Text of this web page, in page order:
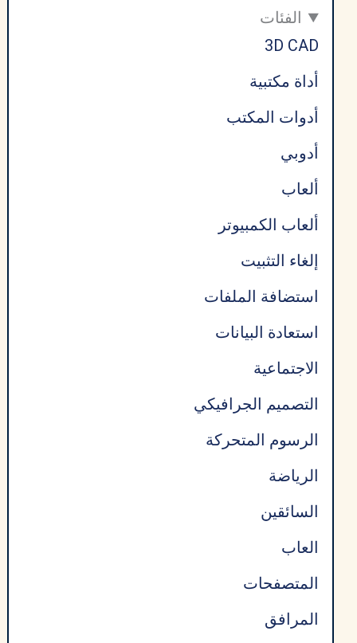
الفئات
3D CAD
أداة مكتبية
أدوات المكتب
أدوبي
ألعاب
ألعاب الكمبيوتر
إلغاء التثبيت
استضافة الملفات
استعادة البيانات
الاجتماعية
التصميم الجرافيكي
الرسوم المتحركة
الرياضة
السائقين
العاب
المتصفحات
المرافق